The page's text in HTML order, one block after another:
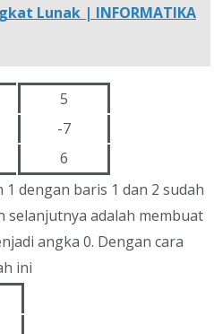
Lunak | INFORMATIKA
5
-7
6
dengan baris 1 dan 2 sudah
selanjutnya adalah membuat
angka 0. Dengan cara
ini